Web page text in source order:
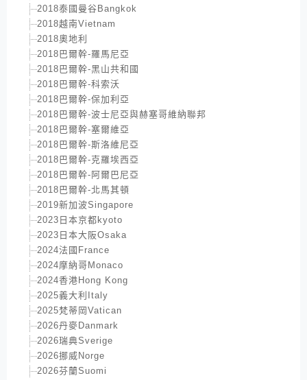
2018泰國曼谷Bangkok
2018越南Vietnam
2018奧地利
2018巴爾幹-羅馬尼亞
2018巴爾幹-黑山共和國
2018巴爾幹-科索沃
2018巴爾幹-保加利亞
2018巴爾幹-波士尼亞與赫塞哥維納聯邦
2018巴爾幹-塞爾維亞
2018巴爾幹-斯洛維尼亞
2018巴爾幹-克羅埃西亞
2018巴爾幹-阿爾巴尼亞
2018巴爾幹-北馬其頓
2019新加波Singapore
2023日本京都kyoto
2023日本大阪Osaka
2024法國France
2024摩納哥Monaco
2024香港Hong Kong
2025義大利Italy
2025梵蒂岡Vatican
2026丹麥Danmark
2026瑞典Sverige
2026挪威Norge
2026芬蘭Suomi